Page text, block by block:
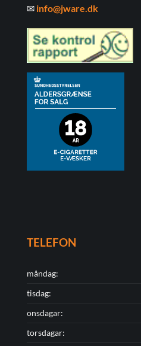
✉ info@jware.dk
TELEFON
måndag:
tisdag:
onsdagar:
torsdagar: